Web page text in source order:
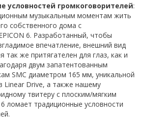
условностей громкоговорителей:
музыкальным моментам жить
собственного дома с
6. Разработанный, чтобы
впечатление, внешний вид
так же притягателен для глаз, как и
двум запатентованным
SMC диаметром 165 мм, уникальной
Linear Drive, а также нашему
твитеру с плоским/мягким
ломает традиционные условности